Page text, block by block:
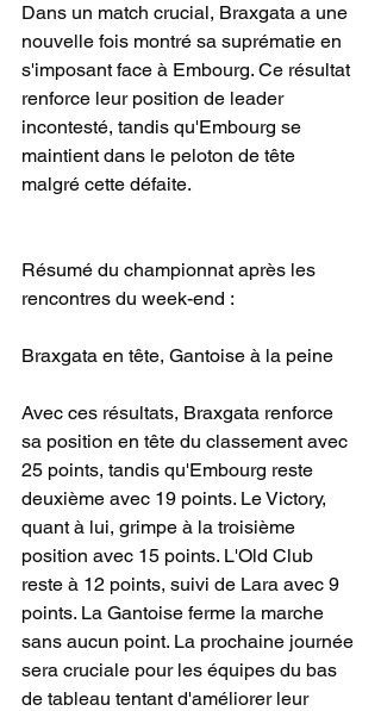
Dans un match crucial, Braxgata a une
nouvelle fois montré sa suprématie en
s'imposant face à Embourg. Ce résultat
renforce leur position de leader
incontesté, tandis qu'Embourg se
maintient dans le peloton de tête
malgré cette défaite.
Résumé du championnat après les
rencontres du week-end :
Braxgata en tête, Gantoise à la peine
Avec ces résultats, Braxgata renforce
sa position en tête du classement avec
25 points, tandis qu'Embourg reste
deuxième avec 19 points. Le Victory,
quant à lui, grimpe à la troisième
position avec 15 points. L'Old Club
reste à 12 points, suivi de Lara avec 9
points. La Gantoise ferme la marche
sans aucun point. La prochaine journée
sera cruciale pour les équipes du bas
de tableau tentant d'améliorer leur